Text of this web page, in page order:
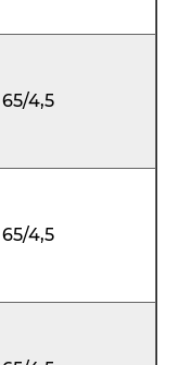
65/4,5
65/4,5